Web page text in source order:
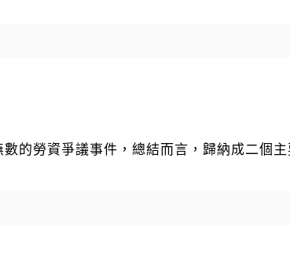
的勞資爭議事件，總結而言，歸納成二個